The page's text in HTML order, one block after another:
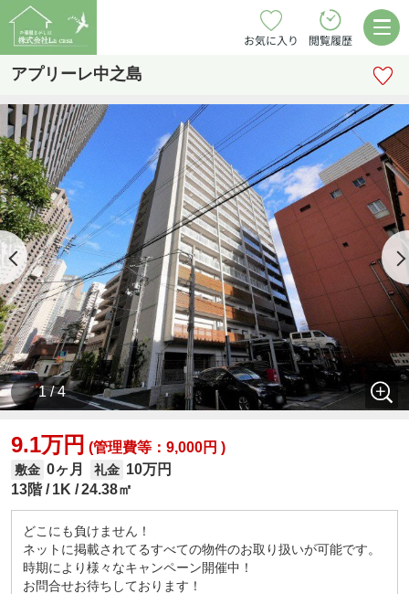
お気に入り 閲覧履歴
アプリーレ中之島
1 / 4
9.1万円 (管理費等：9,000円 )
敷金 0ヶ月 礼金 10万円
13階
1K 24.38㎡
どこにも負けません！
ネットに掲載されてるすべての物件のお取り扱いが可能です。
時期により様々なキャンペーン開催中！
お問合せお待ちしております！